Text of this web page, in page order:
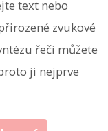
text nebo
zvukové
řeči můžete
ji nejprve